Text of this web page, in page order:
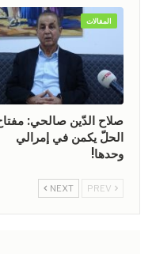
المقالات
صلاح الدّين صالحي:
الحلّ يكمن في إمرالي
وحدها!
NEXT